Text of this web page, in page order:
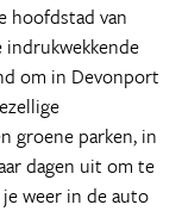
hoofdstad van
indrukwekkende
om in Devonport
groene parken, in
dagen uit om te
weer in de auto